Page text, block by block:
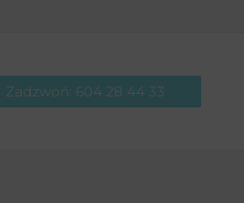
Zadzwoń: 604 28 44 33